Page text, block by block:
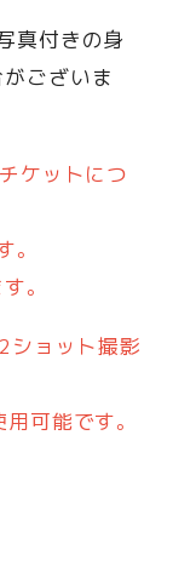
真付きの身
ございま
ケットにつ
。
ショット撮影
可能です。